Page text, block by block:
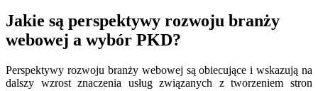
Jakie są perspektywy rozwoju branży
webowej a wybór PKD?
Perspektywy rozwoju branży webowej są obiecujące i wskazują na
dalszy wzrost znaczenia usług związanych z tworzeniem stron